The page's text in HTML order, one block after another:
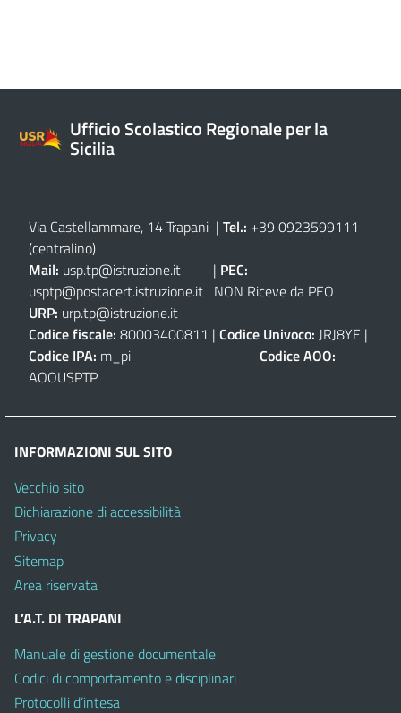
Ufficio Scolastico Regionale per la
Sicilia
Via Castellammare, 14 Trapani | Tel.: +39 0923599111
(centralino)
Mail: usp.tp@istruzione.it | PEC:
usptp@postacert.istruzione.it NON Riceve da PEO
URP: urp.tp@istruzione.it
Codice fiscale: 80003400811 | Codice Univoco: JRJ8YE |
Codice IPA: m_pi Codice AOO:
AOOUSPTP
INFORMAZIONI SUL SITO
Vecchio sito
Dichiarazione di accessibilità
Privacy
Sitemap
Area riservata
L’A.T. DI TRAPANI
Manuale di gestione documentale
Codici di comportamento e disciplinari
Protocolli d’intesa